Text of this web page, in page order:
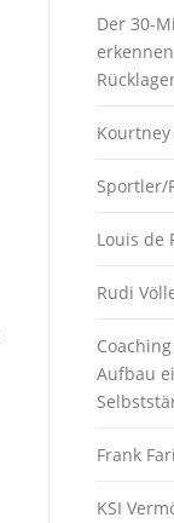
Der 30-
Sportler/
Louis de
Rudi
Aufbau
Frank
KSI